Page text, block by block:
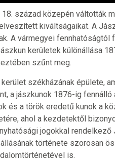
18. század közepén váltották
kiváltságaikat. A
A vármegyei fennhatóságtól
kerületek különállása
szűnt meg.
székházának épülete,
a jászkunok 1876-ig
és a török eredetű kunok a
ahol a kezdetektől
jogokkal rendelkező
története szorosan
is.